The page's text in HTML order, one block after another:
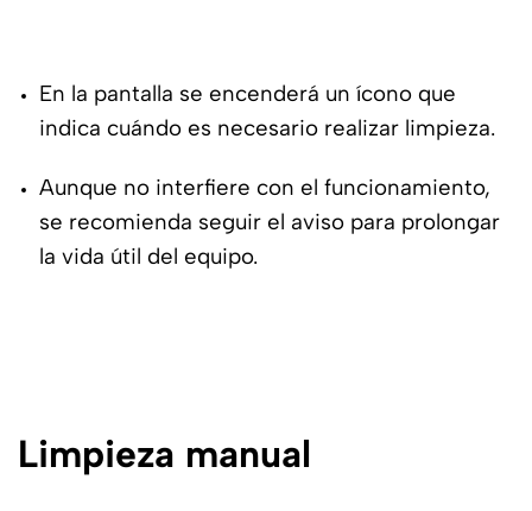
En la pantalla se encenderá un ícono que
indica cuándo es necesario realizar limpieza.
Aunque no interfiere con el funcionamiento,
se recomienda seguir el aviso para prolongar
la vida útil del equipo.
Limpieza manual